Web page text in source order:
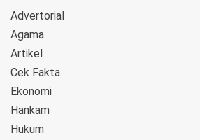
Advertorial
Agama
Artikel
Cek Fakta
Ekonomi
Hankam
Hukum